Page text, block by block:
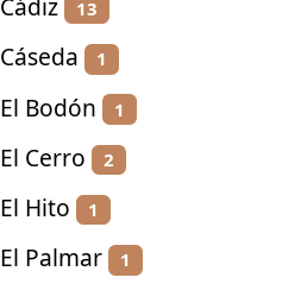
Cádiz 13
Cáseda 1
El Bodón 1
El Cerro 2
El Hito 1
El Palmar 1